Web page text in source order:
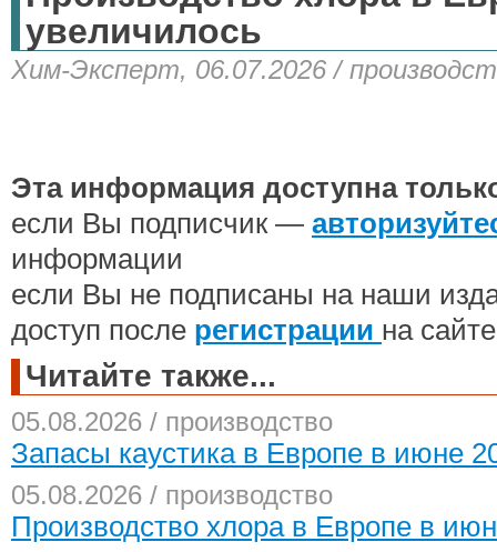
увеличилось
Хим-Эксперт, 06.07.2026 /
Эта информация доступна
если Вы подписчик —
информации
если Вы не подписаны на наши
доступ после регистрации на сайте
Читайте также...
05.08.2026 / производство
Запасы каустика в Европе в июне
05.08.2026 / производство
Производство хлора в Европе в